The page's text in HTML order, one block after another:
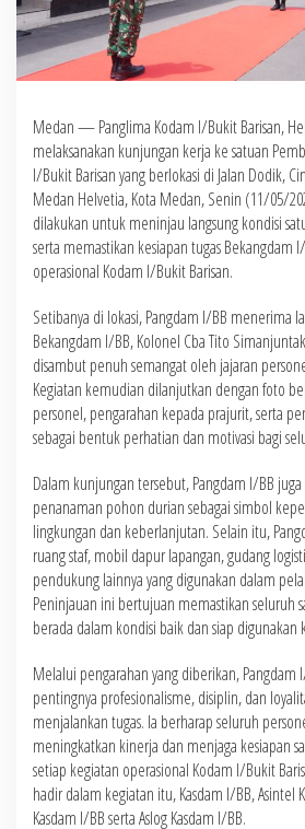
Medan — Panglima Kodam I/Bukit Barisan,
melaksanakan kunjungan kerja ke satuan
I/Bukit Barisan yang berlokasi di Jalan Dodik,
Medan Helvetia, Kota Medan, Senin (11/05/
dilakukan untuk meninjau langsung kondisi
serta memastikan kesiapan tugas Bekangdam
operasional Kodam I/Bukit Barisan.
Setibanya di lokasi, Pangdam I/BB menerima
Bekangdam I/BB, Kolonel Cba Tito
disambut penuh semangat oleh jajaran
Kegiatan kemudian dilanjutkan dengan foto
personel, pengarahan kepada prajurit, serta
sebagai bentuk perhatian dan motivasi bagi
Dalam kunjungan tersebut, Pangdam I/BB
penanaman pohon durian sebagai simbol
lingkungan dan keberlanjutan. Selain itu,
ruang staf, mobil dapur lapangan, gudang
pendukung lainnya yang digunakan dalam
Peninjauan ini bertujuan memastikan seluruh
berada dalam kondisi baik dan siap digunakan
Melalui pengarahan yang diberikan, Pangdam
pentingnya profesionalisme, disiplin, dan
menjalankan tugas. Ia berharap seluruh
meningkatkan kinerja dan menjaga kesiapan
setiap kegiatan operasional Kodam I/Bukit
hadir dalam kegiatan itu, Kasdam l/BB, Asintel
Kasdam l/BB serta Aslog Kasdam l/BB.